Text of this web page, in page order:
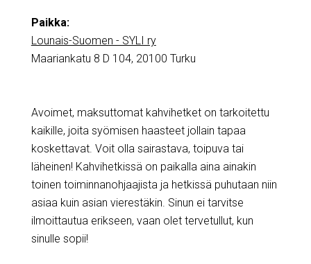
Paikka:
Lounais-Suomen - SYLI ry
Maariankatu 8 D 104, 20100 Turku
Avoimet, maksuttomat kahvihetket on tarkoitettu
kaikille, joita syömisen haasteet jollain tapaa
koskettavat. Voit olla sairastava, toipuva tai
läheinen! Kahvihetkissä on paikalla aina ainakin
toinen toiminnanohjaajista ja hetkissä puhutaan niin
asiaa kuin asian vierestäkin. Sinun ei tarvitse
ilmoittautua erikseen, vaan olet tervetullut, kun
sinulle sopii!